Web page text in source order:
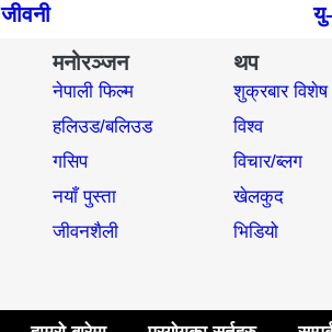
जीवनी
मनोरञ्जन
नेपाली फिल्म
हलिउड/बलिउड
गसिप
नयाँ पुस्ता
जीवनशैली
थप
शुक्रबार विशेष
विश्व
विचार/ब्लग
खेलकुद
भिडियो